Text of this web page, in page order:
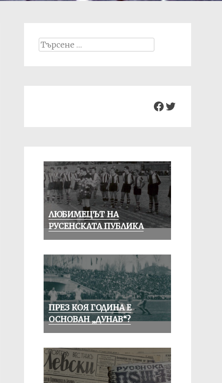
Search
Facebook
Twitter
ЛЮБИМЕЦЪТ НА
РУСЕНСКАТА ПУБЛИКА
ПРЕЗ КОЯ ГОДИНА Е
ОСНОВАН „ДУНАВ“?